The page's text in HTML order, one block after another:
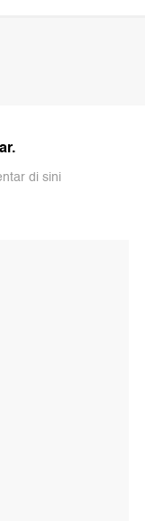
di sini